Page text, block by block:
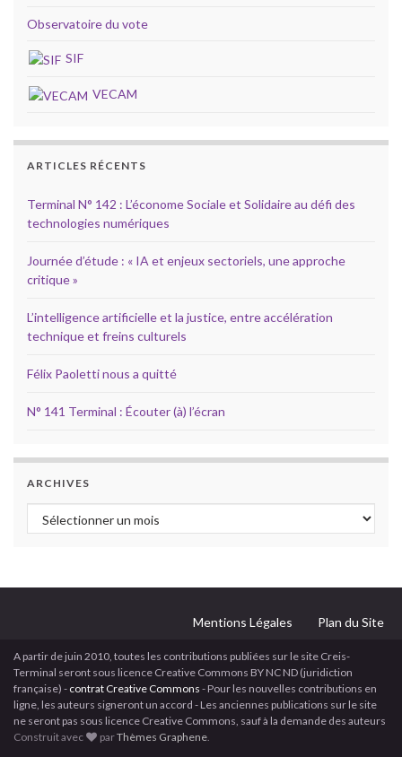
Observatoire du vote
SIF
VECAM
ARTICLES RÉCENTS
Terminal N° 142 : L’économe Sociale et Solidaire au défi des
technologies numériques
Journée d’étude : « IA et enjeux sectoriels, une approche
critique »
L’intelligence artificielle et la justice, entre accélération
technique et freins culturels
Félix Paoletti nous a quitté
N° 141 Terminal : Écouter (à) l’écran
ARCHIVES
Archives
Mentions Légales Plan du Site
A partir de juin 2010, toutes les contributions publiées sur le site Creis-
Terminal seront sous licence Creative Commons BY NC ND (juridiction
française) - contrat Creative Commons - Pour les nouvelles contributions en
ligne, les auteurs signeront un accord - Les anciennes publications sur le site
ne seront pas sous licence Creative Commons, sauf à la demande des auteurs
Construit avec
parThèmes Graphene.